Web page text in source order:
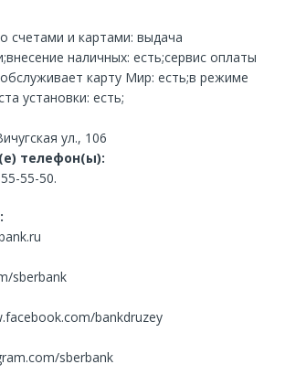
счетами и картами: выдача
наличных: есть;сервис оплаты
карту Мир: есть;в режиме
установки: есть;
ул., 106
телефон(ы):
55-50.
sberbank
bankdruzey
sberbank